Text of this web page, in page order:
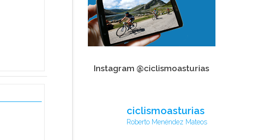
Instagram @ciclismoasturias
ciclismoasturias
Roberto Menéndez Mateos